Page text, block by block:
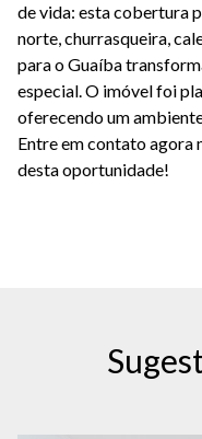
de vida: esta cobertura
norte, churrasqueira,
para o Guaíba
especial. O imóvel foi
oferecendo um
Entre em contato agora
desta oportunidade!